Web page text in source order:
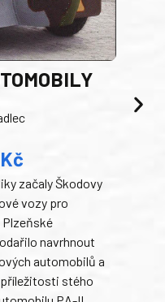
začaly Škodovy
vozy pro
navrhnout
automobilů a
stého